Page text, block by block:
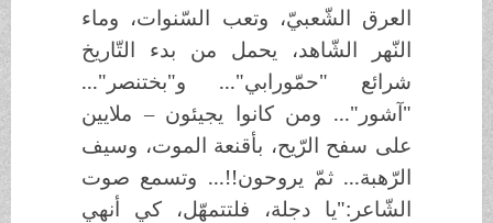
العرق الشّعبيّ، وتعب السّنوات، وماء
النّهر الشّاهد، يحمل من بدء التّاريخ
شرائع "حمّورابي"... و"بختنصر"...
"آشور"... ومن كانوا يجيئون – ملايين
على سفح الرّيح، بأقنعة الموت، وسيف
الرّهبة... ثمّ يروحون!!... وتسمع صوت
الشّاعر:"يا دجلة، فلتتمهّل، كي أنهي